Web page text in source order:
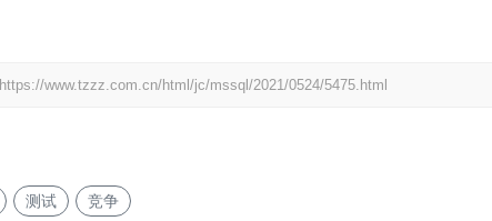
https://www.tzzz.com.cn/html/jc/mssql/2021/0524/5475.html
测试 竞争